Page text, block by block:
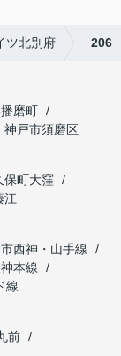
ツ北別府 206
磨町
神戸市須磨区
保町大窪
江
西神・山手線
本線
線
前